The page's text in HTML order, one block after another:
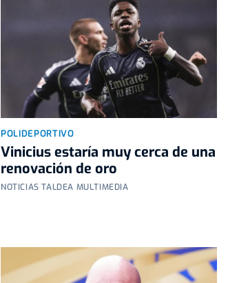
POLIDEPORTIVO
Vinicius estaría muy cerca de una
renovación de oro
NOTICIAS TALDEA MULTIMEDIA